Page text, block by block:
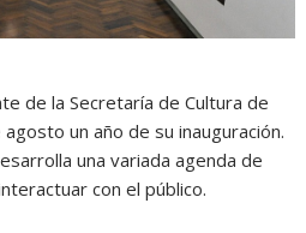
de la Secretaría de Cultura de
un año de su inauguración.
una variada agenda de
con el público.